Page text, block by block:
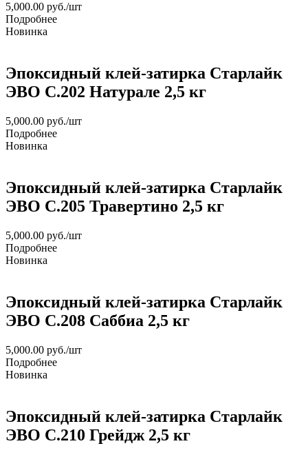
5,000.00 руб./шт
Подробнее
Новинка
Эпоксидный клей-затирка Старлайк
ЭВО С.202 Натурале 2,5 кг
5,000.00 руб./шт
Подробнее
Новинка
Эпоксидный клей-затирка Старлайк
ЭВО С.205 Травертино 2,5 кг
5,000.00 руб./шт
Подробнее
Новинка
Эпоксидный клей-затирка Старлайк
ЭВО С.208 Саббиа 2,5 кг
5,000.00 руб./шт
Подробнее
Новинка
Эпоксидный клей-затирка Старлайк
ЭВО С.210 Грейдж 2,5 кг